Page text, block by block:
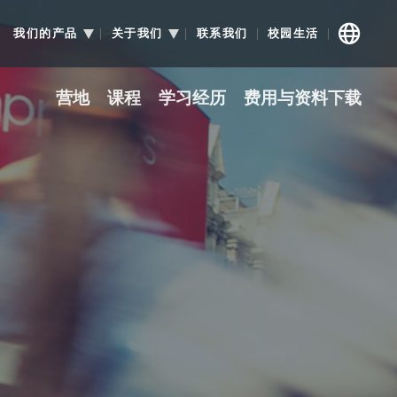
营地 课程 学习经历 费用与资料下载
我们的产品 关于我们 联系我们 校园生活